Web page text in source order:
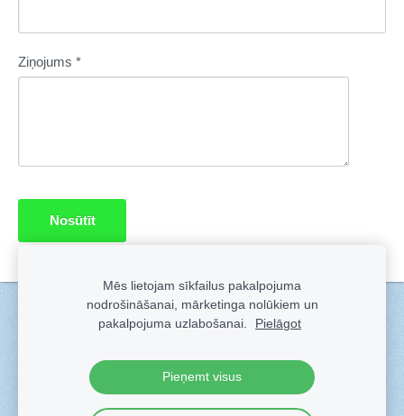
Ziņojums *
Sīkdatnes
Veidots arSadarbe- labo mājas lapu ģeneratoru.
Mēs lietojam sīkfailus pakalpojuma
nodrošināšanai, mārketinga nolūkiem un
pakalpojuma uzlabošanai.
Pielāgot
Pieņemt visus